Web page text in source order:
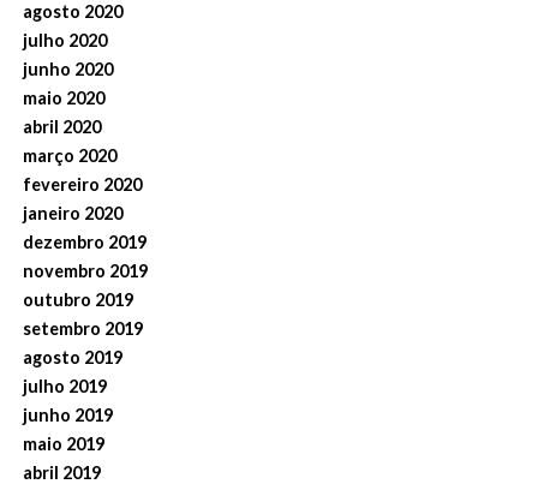
agosto 2020
julho 2020
junho 2020
maio 2020
abril 2020
março 2020
fevereiro 2020
janeiro 2020
dezembro 2019
novembro 2019
outubro 2019
setembro 2019
agosto 2019
julho 2019
junho 2019
maio 2019
abril 2019